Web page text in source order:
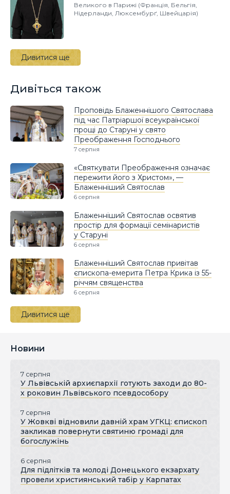
Великого в Парижі (Франція, Бельгія,
Нідерланди, Люксембурґ, Швейцарія)
Дивитися ще
Дивіться також
Проповідь Блаженнішого Святослава
під час Патріаршої всеукраїнської
прощі до Старуні у свято
Преображення Господнього
7 серпня
«Святкувати Преображення означає
пережити його з Христом», —
Блаженніший Святослав
6 серпня
Блаженніший Святослав освятив
простір для формації семінаристів
у Старуні
6 серпня
Блаженніший Святослав привітав
єпископа-емерита Петра Крика із 55-
річчям священства
6 серпня
Дивитися ще
Новини
7 серпня
У Львівській архиєпархії готують заходи до 80-
х роковин Львівського псевдособору
7 серпня
У Жовкві відновили давній храм УГКЦ: єпископ
закликав повернути святиню громаді для
богослужінь
6 серпня
Для підлітків та молоді Донецького екзархату
провели християнський табір у Карпатах